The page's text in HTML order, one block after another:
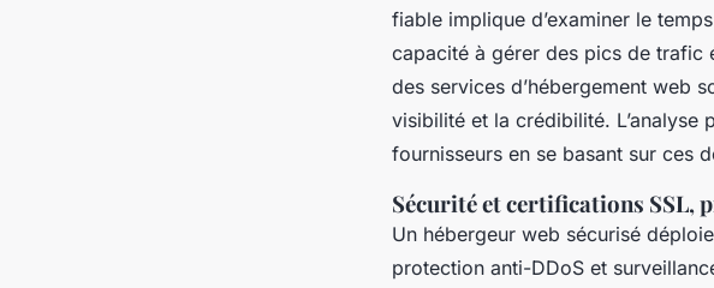
fiable implique d’examiner le
capacité à gérer des pics de trafic
des services d’hébergement web
visibilité et la crédibilité.
fournisseurs en se basant sur ces
Sécurité et certifications SSL,
Un hébergeur web sécurisé
protection anti-DDoS et